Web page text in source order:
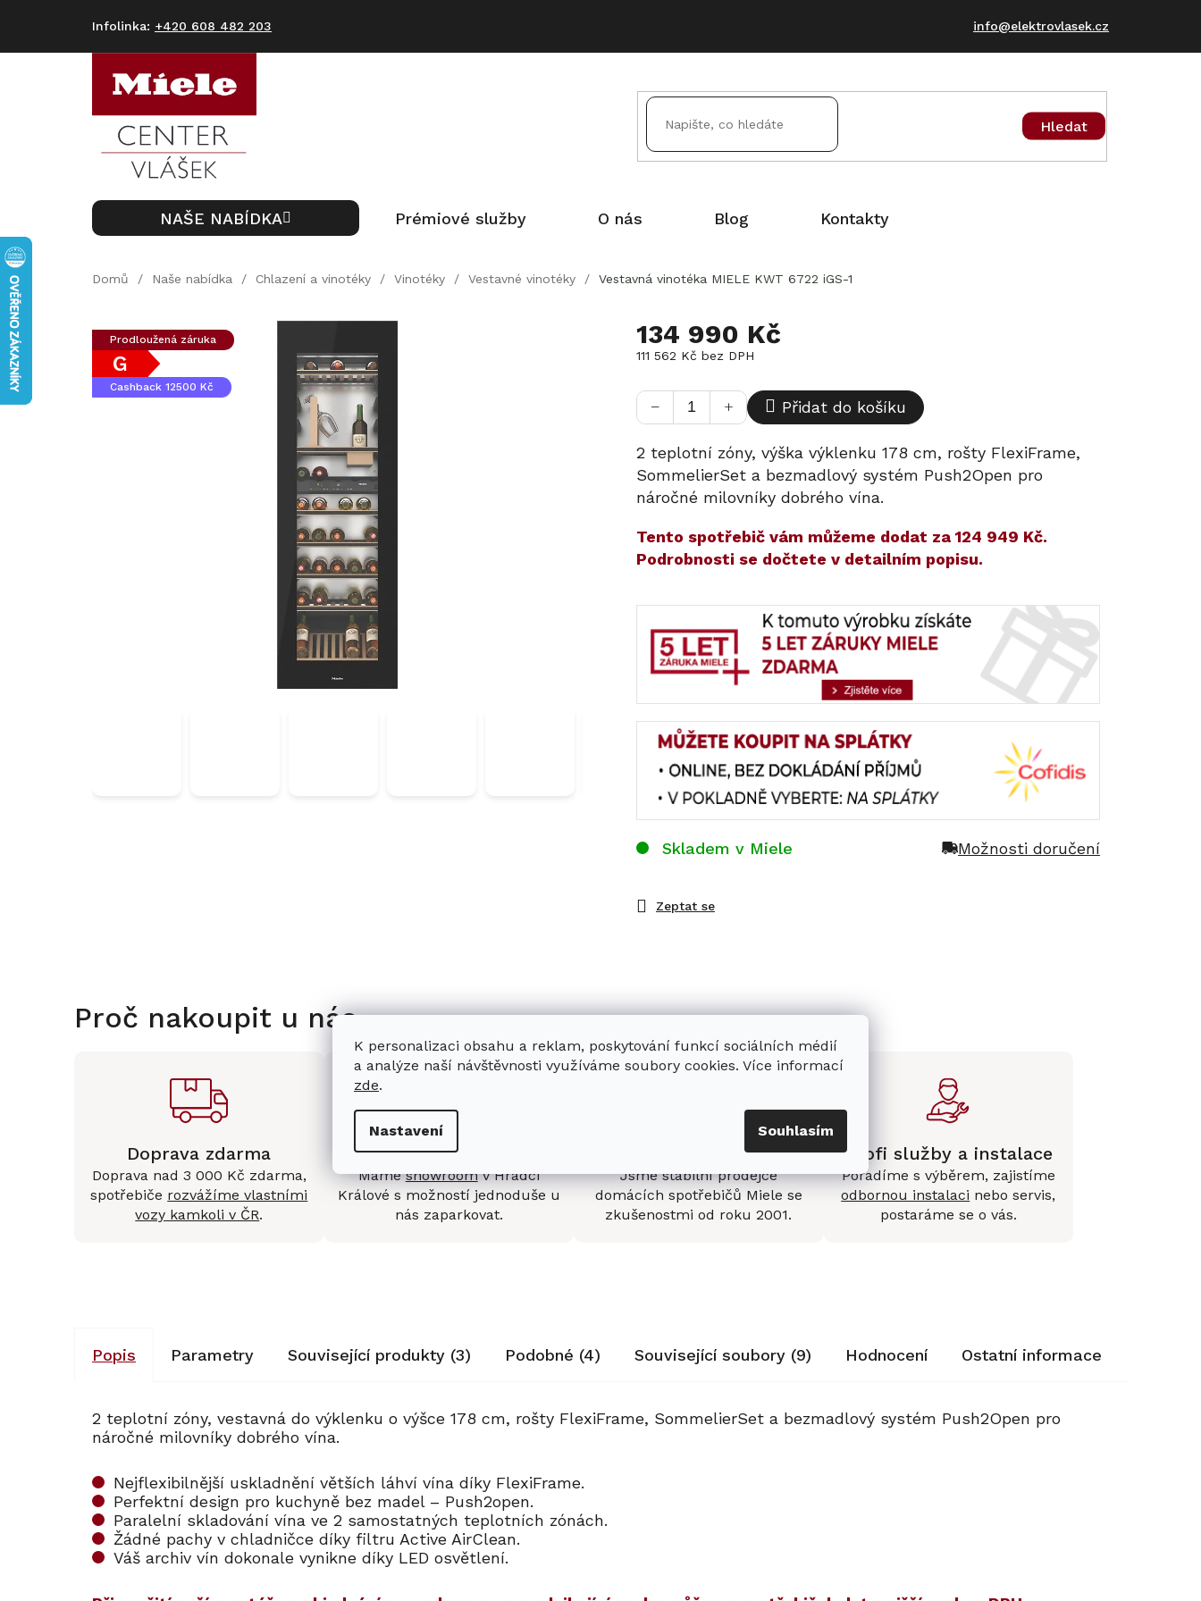
K personalizaci obsahu a reklam, poskytování funkcí sociálních médií
a analýze naší návštěvnosti využíváme soubory cookies. Více informací
zde.
Nastavení Souhlasím
+420 608 482 203 info@elektrovlasek.cz
Hledat
NAŠE NABÍDKA Prémiové služby O nás Blog Kontakty
Domů / Naše nabídka / Chlazení a vinotéky / Vinotéky / Vestavné vinotéky / Vestavná vinotéka MIELE KWT 6722 iGS-1
Prodloužená záruka
G
Cashback 12500 Kč
134 990 Kč
111 562 Kč bez DPH
cena:
+
− Přidat do košíku
2 teplotní zóny, výška výklenku 178 cm, rošty FlexiFrame,
SommelierSet a bezmadlový systém Push2Open pro
náročné milovníky dobrého vína.
​​Tento spotřebič vám můžeme dodat za 124 949 Kč.
Podrobnosti se dočtete v detailním popisu.
Zeptat se
Skladem v Miele Možnosti doručení
Proč nakoupit u nás
Doprava zdarma
Doprava nad 3 000 Kč zdarma,
spotřebiče rozvážíme vlastními
vozy kamkoli v ČR.
Kamenná prodejna
Mámeshowroomv Hradci
Králové s možností jednoduše u
nás zaparkovat.
Stabilní prodejce
Jsme stabilní prodejce
domácích spotřebičů Miele se
zkušenostmi od roku 2001.
Profi služby a instalace
Poradíme s výběrem, zajistíme
odbornou instalaci nebo servis,
postaráme se o vás.
Popis Parametry Související produkty (3) Podobné (4) Související soubory (9) Hodnocení Ostatní informace
2 teplotní zóny, vestavná do výklenku o výšce 178 cm, rošty FlexiFrame, SommelierSet a bezmadlový systém Push2Open pro
náročné milovníky dobrého vína.
Nejflexibilnější uskladnění větších láhví vína díky FlexiFrame.
Perfektní design pro kuchyně bez madel – Push2open.
Paralelní skladování vína ve 2 samostatných teplotních zónách.
Žádné pachy v chladničce díky filtru Active AirClean.
Váš archiv vín dokonale vynikne díky LED osvětlení.